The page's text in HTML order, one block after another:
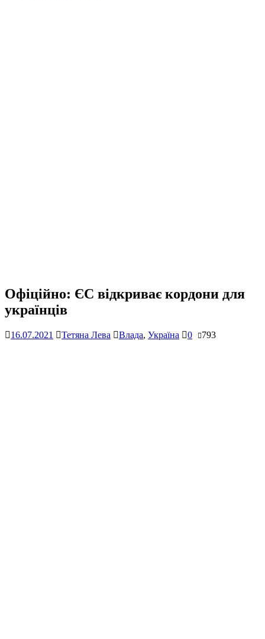
Офіційно: ЄС відкриває кордони для
українців
16.07.2021 Тетяна Лева Влада, Україна 0 793